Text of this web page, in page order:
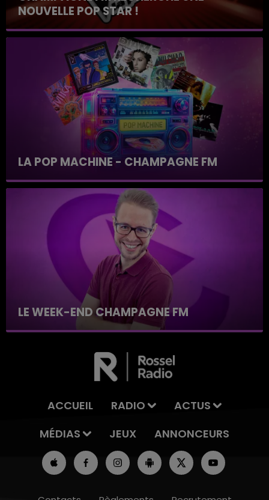
NOUVELLE POP STAR !
Toute la journée sur Champagne FM
LA POP MACHINE - CHAMPAGNE FM
LE WEEK-END CHAMPAGNE FM
ACCUEIL RADIO
ACTUS
MÉDIAS
JEUX ANNONCEURS